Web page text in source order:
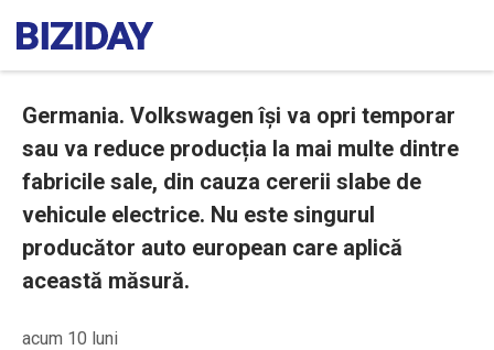
Germania. Volkswagen își va opri temporar
sau va reduce producția la mai multe dintre
fabricile sale, din cauza cererii slabe de
vehicule electrice. Nu este singurul
producător auto european care aplică
această măsură.
acum 10 luni